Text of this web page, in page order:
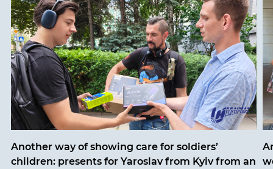
Another way of showing care for soldiers’
children: presents for Yaroslav from Kyiv from an